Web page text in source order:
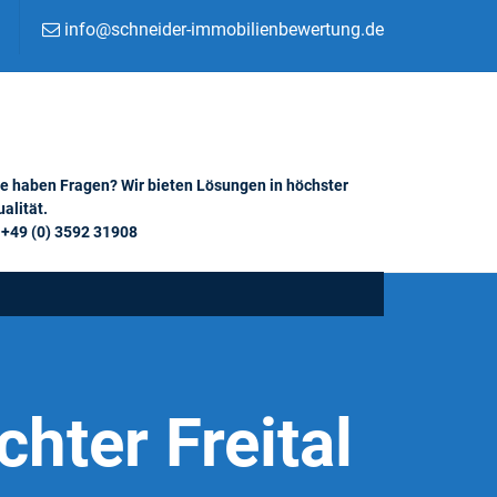
info@schneider-immobilienbewertung.de
haben Fragen? Wir bieten Lösungen in höchster
(0) 3592 31908
Freital